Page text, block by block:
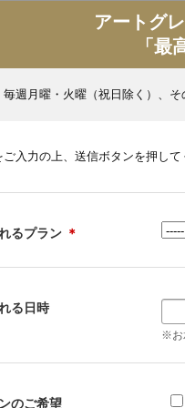
アートグ
「
週月曜・火曜（祝日除く）、そ
入力の上、送信ボタンを押して
るプラン ＊
る日時
※お
のご希望